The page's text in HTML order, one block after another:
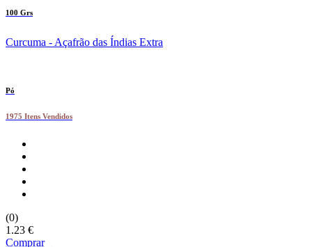
100 Grs
Curcuma - Açafrão das Índias Extra
Pó
1975 Itens Vendidos
(0)
1.23 €
Comprar